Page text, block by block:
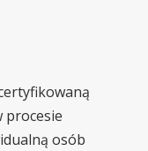
procesie
osób